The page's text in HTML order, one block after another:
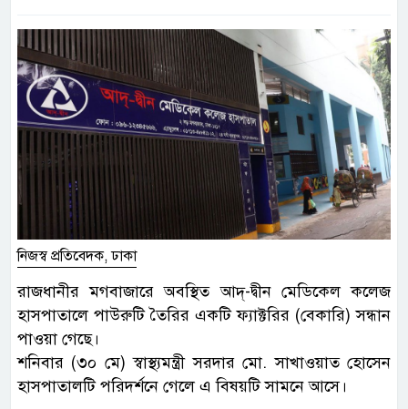
নিজস্ব প্রতিবেদক, ঢাকা
রাজধানীর মগবাজারে অবস্থিত আদ্-দ্বীন মেডিকেল কলেজ
হাসপাতালে পাউরুটি তৈরির একটি ফ্যাক্টরির (বেকারি) সন্ধান
পাওয়া গেছে।
শনিবার (৩০ মে) স্বাস্থ্যমন্ত্রী সরদার মো. সাখাওয়াত হোসেন
হাসপাতালটি পরিদর্শনে গেলে এ বিষয়টি সামনে আসে।